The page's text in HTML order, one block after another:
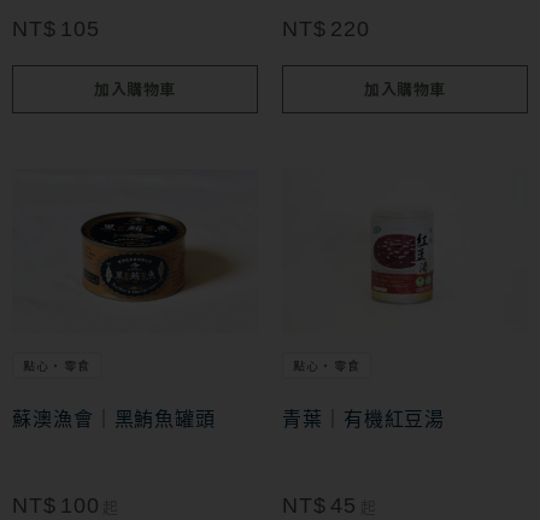
NT$ 105
加入購物車
NT$ 220
加入購物車
點心・零食
蘇澳漁會｜黑鮪魚罐頭
NT$ 100
款
可
點心・零食
青葉｜有機紅豆湯
NT$ 45
款
可